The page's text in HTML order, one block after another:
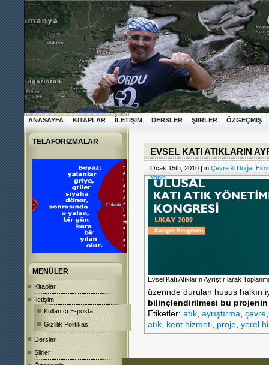
ANASAYFA KITAPLAR İLETIŞIM DERSLER ŞIIRLER ÖZGEÇMIŞ
TELAFORIZMALAR
MENÜLER
Kitaplar
İletişim
Kullanıcı E-posta
Gizlilik Politikası
Dersler
Şiirler
EVSEL KATI ATIKLARIN
Ocak 15th, 2010 | in Çevre & Doğa
Yapin
Evsel Katı Atıkların Ayrıştırılarak
üzerinde durulan husus halkın
bilinçlendirilmesi bu
Etiketler: atık, ayrıştırma, çevre
atık, kent hizmeti, proje, yerel